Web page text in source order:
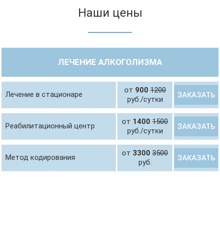
Наши цены
ЛЕЧЕНИЕ АЛКОГОЛИЗМА
Лечение в стационаре от 9001200
руб./сутки
ЗАКАЗАТЬ
Реабилитационный центр от 1400 1500
руб./сутки
ЗАКАЗАТЬ
Метод кодирования от 3300 3500
руб.
ЗАКАЗАТЬ